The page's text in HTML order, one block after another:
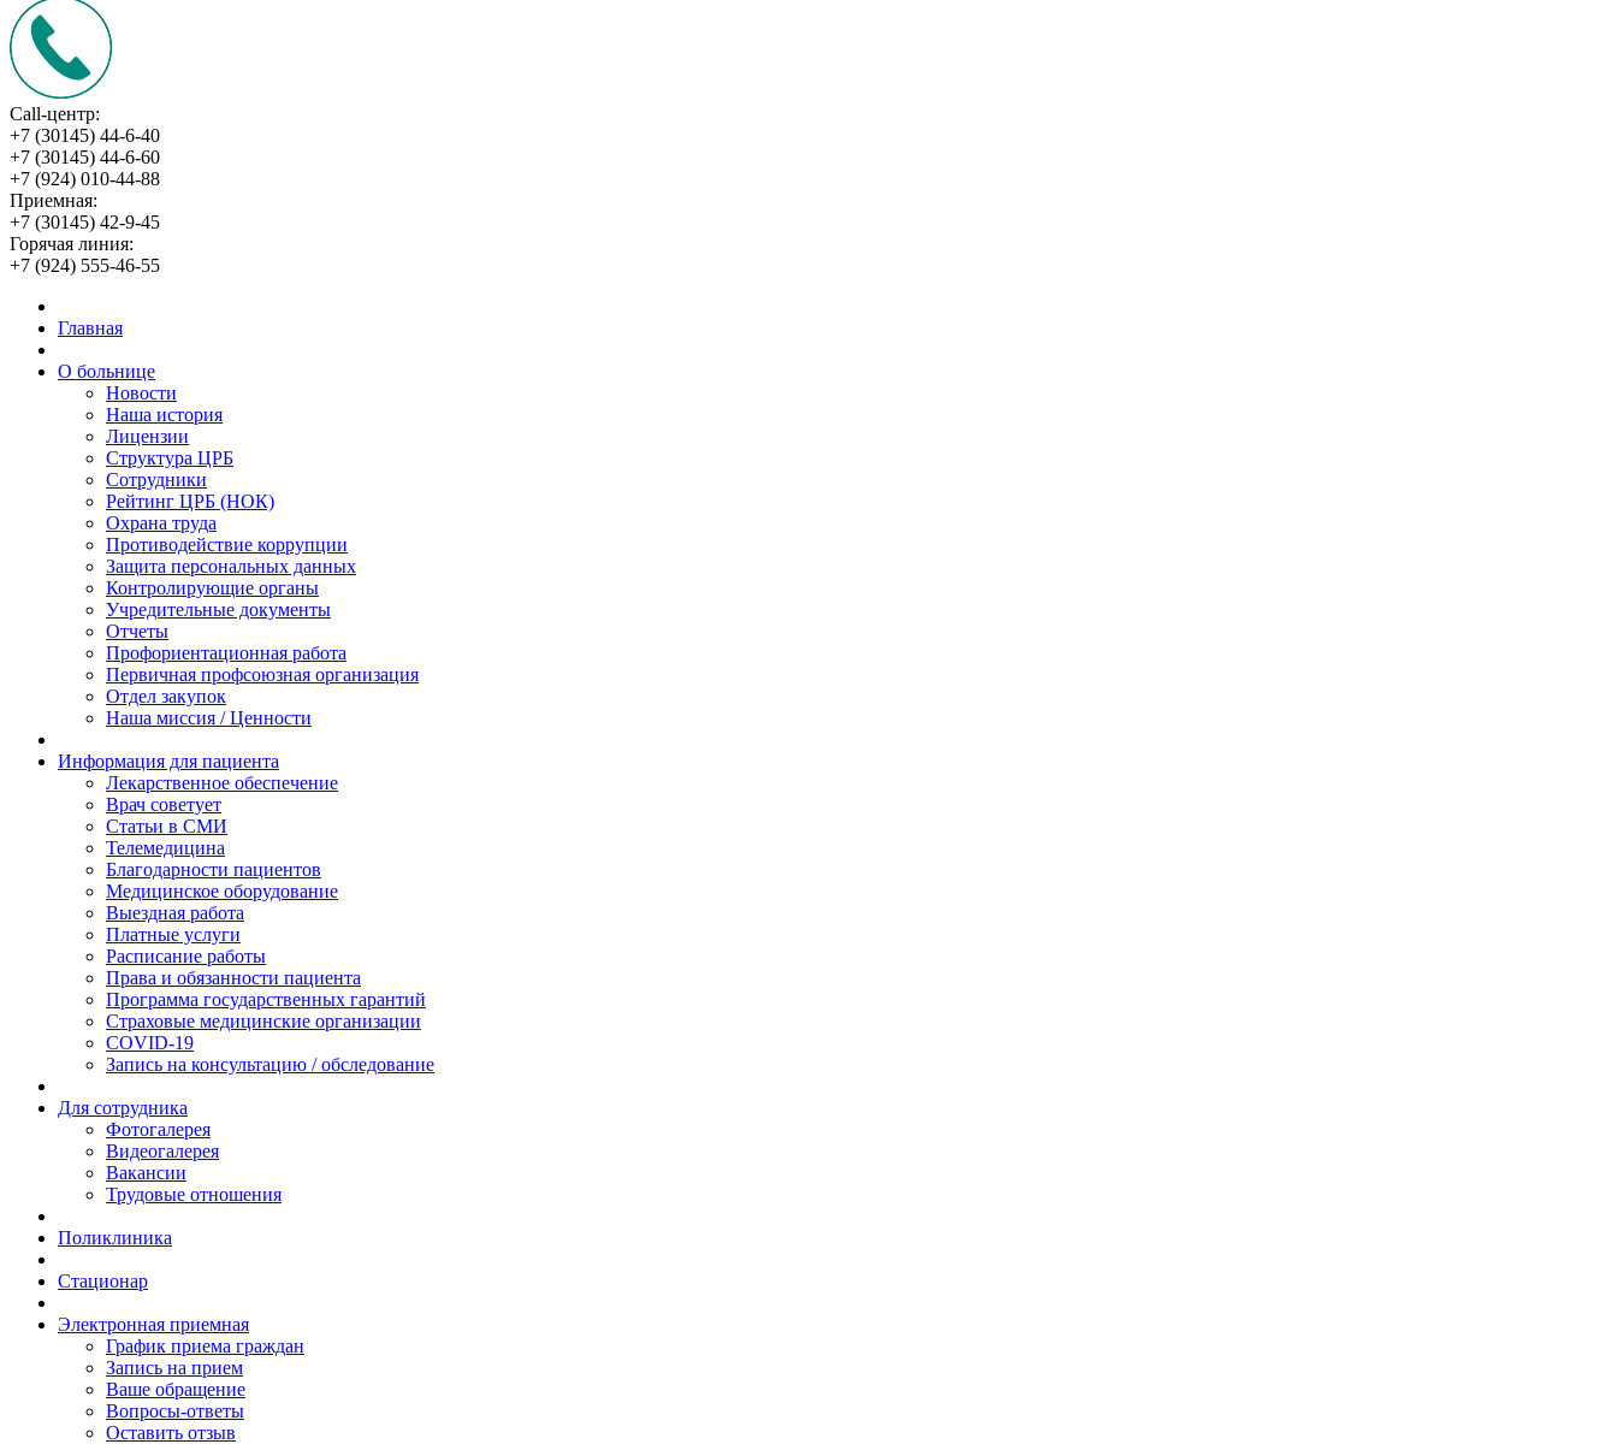
Call-центр:
+7 (30145) 44-6-40
+7 (30145) 44-6-60
+7 (924) 010-44-88
Приемная:
+7 (30145) 42-9-45
Горячая линия:
+7 (924) 555-46-55
Главная
О больнице
Новости
Наша история
Лицензии
Структура ЦРБ
Сотрудники
Рейтинг ЦРБ (НОК)
Охрана труда
Противодействие коррупции
Защита персональных данных
Контролирующие органы
Учредительные документы
Отчеты
Профориентационная работа
Первичная профсоюзная организация
Отдел закупок
Наша миссия / Ценности
Информация для пациента
Лекарственное обеспечение
Врач советует
Статьи в СМИ
Телемедицина
Благодарности пациентов
Медицинское оборудование
Выездная работа
Платные услуги
Расписание работы
Права и обязанности пациента
Программа государственных гарантий
Страховые медицинские организации
COVID-19
Запись на консультацию / обследование
Для сотрудника
Фотогалерея
Видеогалерея
Вакансии
Трудовые отношения
Поликлиника
Стационар
Электронная приемная
График приема граждан
Запись на прием
Ваше обращение
Вопросы-ответы
Оставить отзыв